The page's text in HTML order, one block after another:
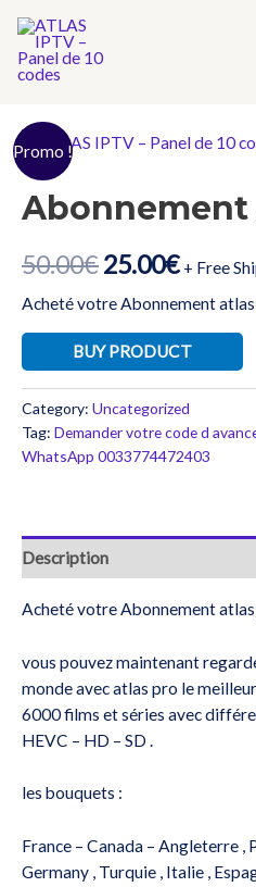
contenu
Promo !
Abonnement
50.00€25.00€ + Free
Acheté votre Abonnement
BUY PRODUCT
Category: Uncategorized
Tag: Demander votre code d
WhatsApp 0033774472403
Description
Acheté votre Abonnement
vous pouvez maintenant
monde avec atlas pro le
6000 films et séries avec
HEVC – HD – SD .
les bouquets :
France – Canada – Angleterre ,
Germany , Turquie , Italie ,